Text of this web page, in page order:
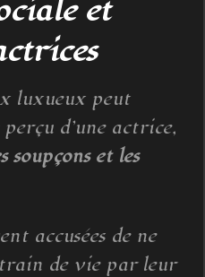
et
luxueux peut
d’une actrice,
soupçons et les
accusées de ne
de vie par leur